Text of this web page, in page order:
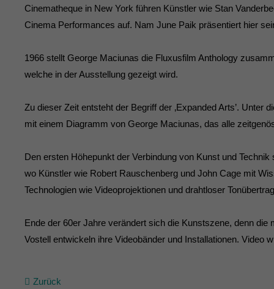
Cinematheque in New York führen Künstler wie Stan
Cinema Performances auf. Nam June Paik präsentiert hier
1966 stellt George Maciunas die Fluxusfilm Anthology
welche in der Ausstellung gezeigt wird.
Zu dieser Zeit entsteht der Begriff der ‚Expanded Arts’.
mit einem Diagramm von George Maciunas, das alle
Den ersten Höhepunkt der Verbindung von Kunst und
wo Künstler wie Robert Rauschenberg und John Cage mit
Technologien wie Videoprojektionen und drahtloser
Ende der 60er Jahre verändert sich die Kunstszene, denn
Vostell entwickeln ihre Videobänder und Installationen. Video
Zurück